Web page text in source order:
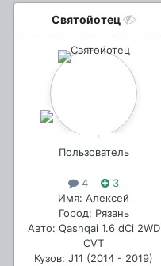
Святойотец
Пользователь
4
3
Имя: Алексей
Город: Рязань
Авто: Qashqai 1.6 dCi 2WD
CVT
Кузов: J11 (2014 - 2019)